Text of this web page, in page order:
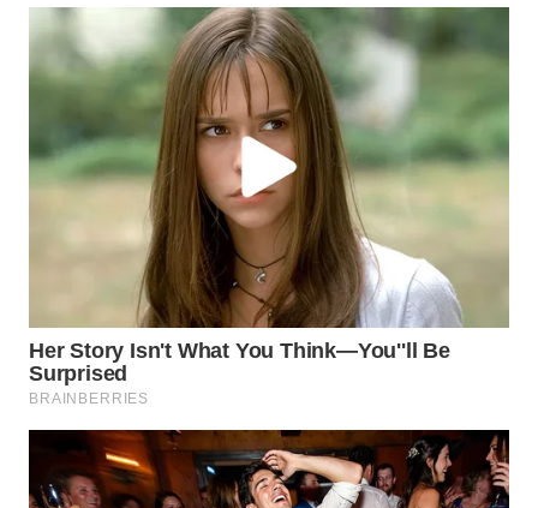
KONSUMEN
WAHANA
WAHANA
TRAVEL
WAHANANEWS
ID
WAHANANEWS
CO ID